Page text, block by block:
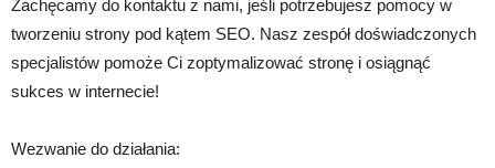
Zachęcamy do kontaktu z nami, jeśli potrzebujesz pomocy w
tworzeniu strony pod kątem SEO. Nasz zespół doświadczonych
specjalistów pomoże Ci zoptymalizować stronę i osiągnąć
sukces w internecie!
Wezwanie do działania: